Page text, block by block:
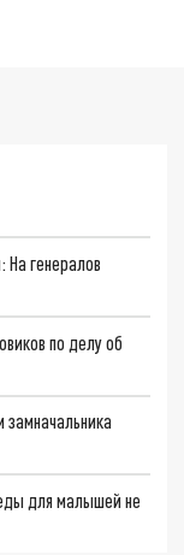
генералов
по делу об
для малышей не